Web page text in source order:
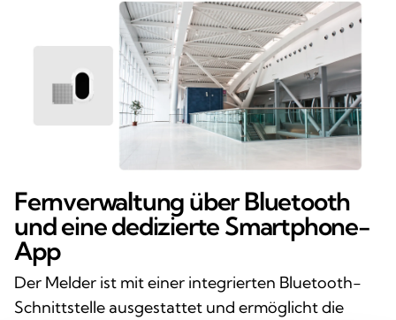
Fernverwaltung über Bluetooth
und eine dedizierte Smartphone-
App
Der Melder ist mit einer integrierten Bluetooth-
Schnittstelle ausgestattet und ermöglicht die